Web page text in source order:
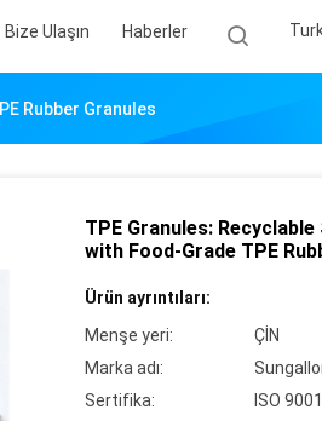
Bize Ulaşın Haberler
Rubber Granules
TPE Granules:
with Food-Grade TPE
Ürün ayrıntıları:
Menşe yeri:
ÇİN
Marka adı:
Sertifika:
ISO